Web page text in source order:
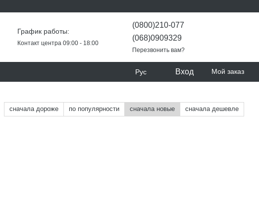
График работы:
Контакт центра 09:00 - 18:00
(0800)210-077
(068)0909329
Перезвонить вам?
Рус Вход Мой заказ
сначала дороже по популярности сначала новые сначала дешевле